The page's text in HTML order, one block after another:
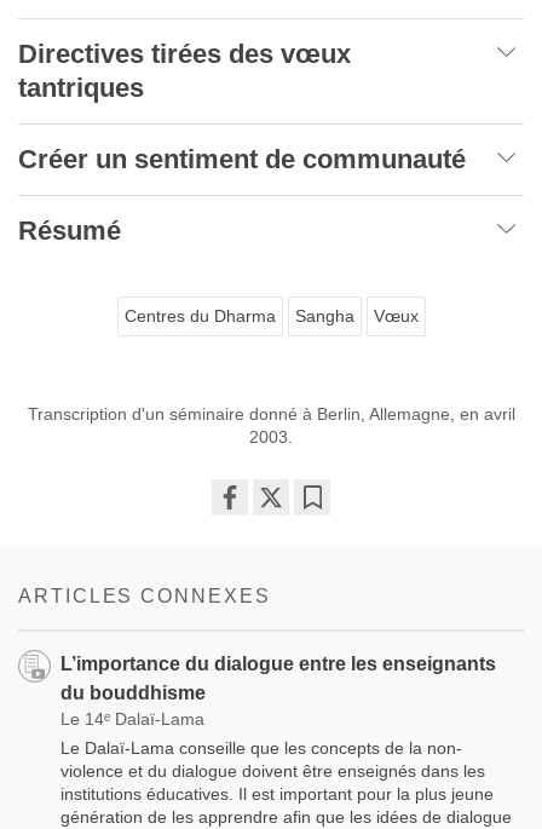
Directives tirées des vœux
tantriques
Créer un sentiment de communauté
Résumé
Centres du Dharma Sangha Vœux
Transcription d'un séminaire donné à Berlin, Allemagne, en avril
2003.
ARTICLES CONNEXES
L’importance du dialogue entre les enseignants
du bouddhisme
Le 14ᵉ Dalaï-Lama
Le Dalaï-Lama conseille que les concepts de la non-
violence et du dialogue doivent être enseignés dans les
institutions éducatives. Il est important pour la plus jeune
génération de les apprendre afin que les idées de dialogue